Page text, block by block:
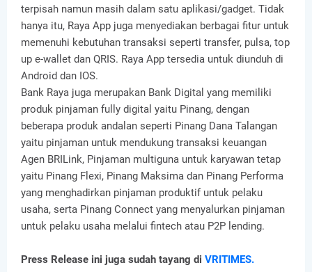
terpisah namun masih dalam satu aplikasi/gadget. Tidak
hanya itu, Raya App juga menyediakan berbagai fitur untuk
memenuhi kebutuhan transaksi seperti transfer, pulsa, top
up e-wallet dan QRIS. Raya App tersedia untuk diunduh di
Android dan IOS.
Bank Raya juga merupakan Bank Digital yang memiliki
produk pinjaman fully digital yaitu Pinang, dengan
beberapa produk andalan seperti Pinang Dana Talangan
yaitu pinjaman untuk mendukung transaksi keuangan
Agen BRILink, Pinjaman multiguna untuk karyawan tetap
yaitu Pinang Flexi, Pinang Maksima dan Pinang Performa
yang menghadirkan pinjaman produktif untuk pelaku
usaha, serta Pinang Connect yang menyalurkan pinjaman
untuk pelaku usaha melalui fintech atau P2P lending.
Press Release ini juga sudah tayang di VRITIMES.